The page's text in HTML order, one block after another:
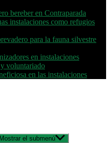
bereber en Contraparada
instalaciones como refugios
para la fauna silvestre
en instalaciones
voluntariado
en las instalaciones
Mostrar el submenú